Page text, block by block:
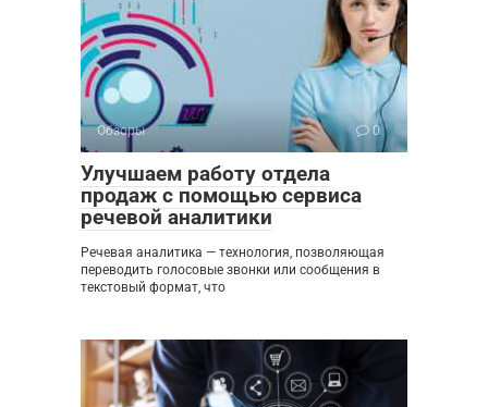
Обзоры 0
Улучшаем работу отдела
продаж с помощью сервиса
речевой аналитики
Речевая аналитика — технология, позволяющая
переводить голосовые звонки или сообщения в
текстовый формат, что